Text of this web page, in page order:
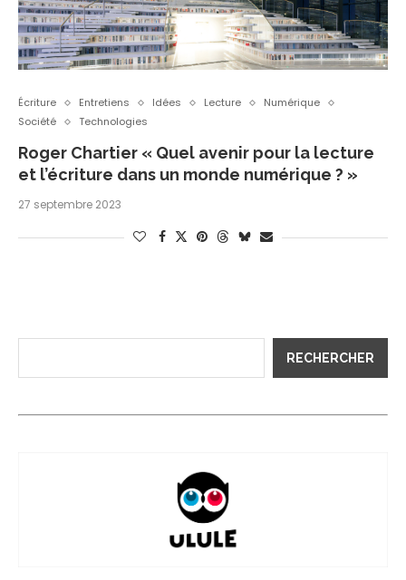
Écriture Entretiens Idées Lecture
Numérique
Société
Technologies
Roger Chartier « Quel avenir pour la lecture
et l’écriture dans un monde numérique ? »
27 septembre 2023
RECHERCHER